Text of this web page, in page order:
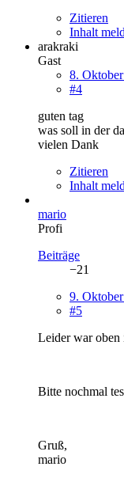
Zitieren
Inhalt
arakraki
Gast
8.
#4
guten tag
was soll in der
vielen Dank
Zitieren
Inhalt
mario
Profi
Beiträge
−21
9.
#5
Leider war oben
Bitte nochmal
Gruß,
mario